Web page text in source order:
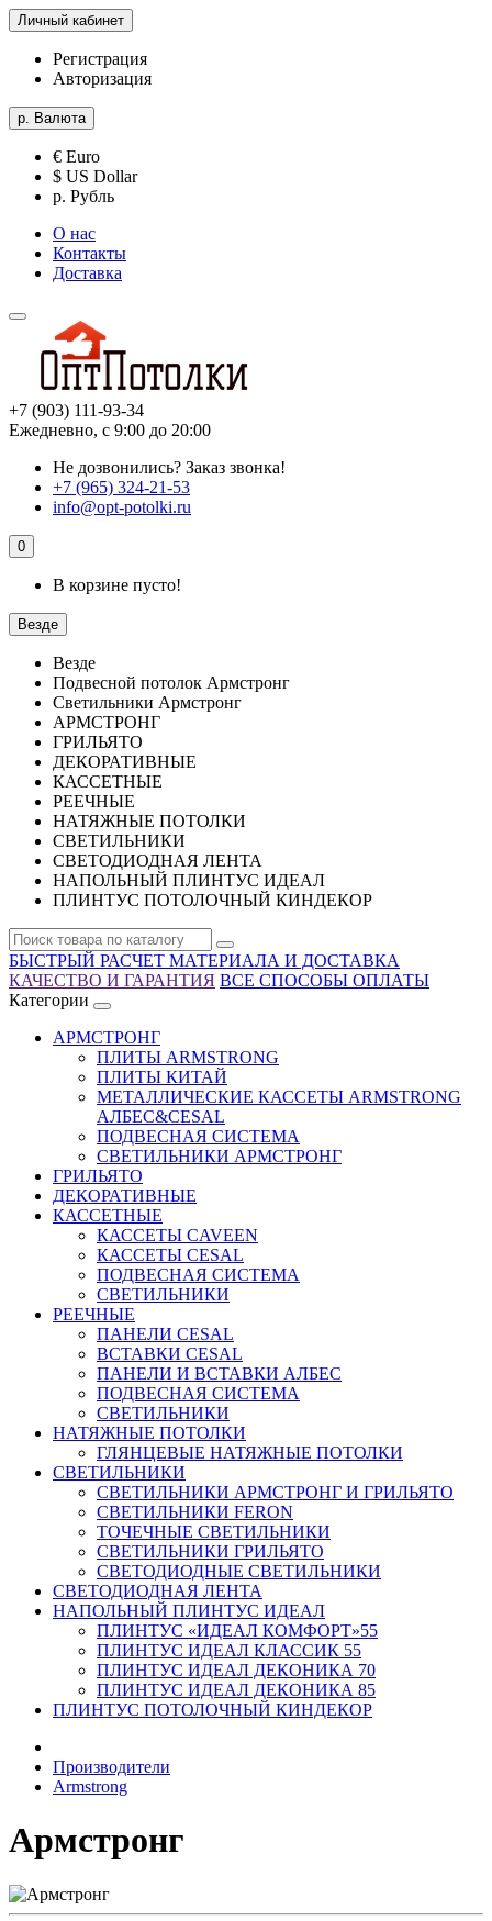
Личный кабинет
Регистрация
Авторизация
р. Валюта
€ Euro
$ US Dollar
р. Рубль
О нас
Контакты
Доставка
+7 (903) 111-93-34
Ежедневно, с 9:00 до 20:00
Не дозвонились? Заказ звонка!
+7 (965) 324-21-53
info@opt-potolki.ru
0
В корзине пусто!
Везде
Везде
Подвесной потолок Армстронг
Светильники Армстронг
АРМСТРОНГ
ГРИЛЬЯТО
ДЕКОРАТИВНЫЕ
КАССЕТНЫЕ
РЕЕЧНЫЕ
НАТЯЖНЫЕ ПОТОЛКИ
СВЕТИЛЬНИКИ
СВЕТОДИОДНАЯ ЛЕНТА
НАПОЛЬНЫЙ ПЛИНТУС ИДЕАЛ
ПЛИНТУС ПОТОЛОЧНЫЙ КИНДЕКОР
БЫСТРЫЙ РАСЧЕТ МАТЕРИАЛА И ДОСТАВКА
КАЧЕСТВО И ГАРАНТИЯ ВСЕ СПОСОБЫ ОПЛАТЫ
Категории
АРМСТРОНГ
ПЛИТЫ ARMSTRONG
ПЛИТЫ КИТАЙ
МЕТАЛЛИЧЕСКИЕ КАССЕТЫ ARMSTRONG
AЛБЕС&CESAL
ПОДВЕСНАЯ СИСТЕМА
СВЕТИЛЬНИКИ АРМСТРОНГ
ГРИЛЬЯТО
ДЕКОРАТИВНЫЕ
КАССЕТНЫЕ
КАССЕТЫ CAVEEN
КАССЕТЫ CESAL
ПОДВЕСНАЯ СИСТЕМА
СВЕТИЛЬНИКИ
РЕЕЧНЫЕ
ПАНЕЛИ CESAL
ВСТАВКИ CESAL
ПАНЕЛИ И ВСТАВКИ АЛБЕС
ПОДВЕСНАЯ СИСТЕМА
СВЕТИЛЬНИКИ
НАТЯЖНЫЕ ПОТОЛКИ
ГЛЯНЦЕВЫЕ НАТЯЖНЫЕ ПОТОЛКИ
СВЕТИЛЬНИКИ
СВЕТИЛЬНИКИ АРМСТРОНГ И ГРИЛЬЯТО
СВЕТИЛЬНИКИ FERON
ТОЧЕЧНЫЕ СВЕТИЛЬНИКИ
СВЕТИЛЬНИКИ ГРИЛЬЯТО
СВЕТОДИОДНЫЕ СВЕТИЛЬНИКИ
СВЕТОДИОДНАЯ ЛЕНТА
НАПОЛЬНЫЙ ПЛИНТУС ИДЕАЛ
ПЛИНТУС «ИДЕАЛ КОМФОРТ»55
ПЛИНТУС ИДЕАЛ КЛАССИК 55
ПЛИНТУС ИДЕАЛ ДЕКОНИКА 70
ПЛИНТУС ИДЕАЛ ДЕКОНИКА 85
ПЛИНТУС ПОТОЛОЧНЫЙ КИНДЕКОР
Производители
Armstrong
Армстронг